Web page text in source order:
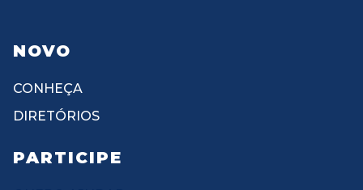
NOVO
CONHEÇA
DIRETÓRIOS
PARTICIPE